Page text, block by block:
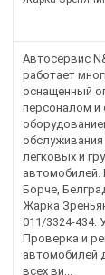
Автосервис
работает
оснащенный
персоналом
легковых и
автомобилей.
Борче,
Жарка
011/3324-434.
Проверка и
автомобилей
всех ви...